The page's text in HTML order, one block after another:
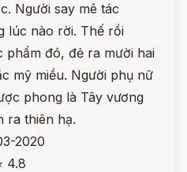
Người say mê tác
lúc nào rời. Thế rồi
phẩm đó, đẻ ra mười hai
mỹ miều. Người phụ nữ
phong là Tây vương
ra thiên hạ.
2020
4.8